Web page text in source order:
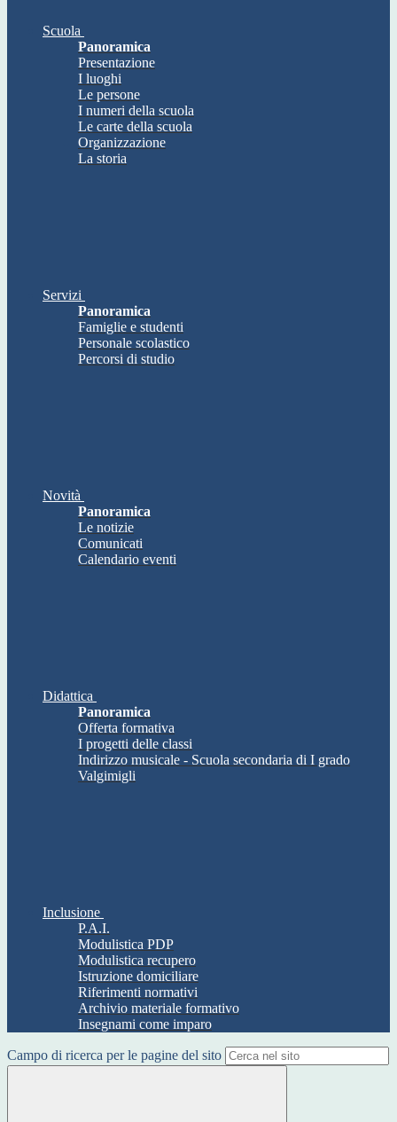
Scuola
Panoramica
Presentazione
I luoghi
Le persone
I numeri della scuola
Le carte della scuola
Organizzazione
La storia
Servizi
Panoramica
Famiglie e studenti
Personale scolastico
Percorsi di studio
Novità
Panoramica
Le notizie
Comunicati
Calendario eventi
Didattica
Panoramica
Offerta formativa
I progetti delle classi
Indirizzo musicale - Scuola secondaria di I grado
Valgimigli
Inclusione
P.A.I.
Modulistica PDP
Modulistica recupero
Istruzione domiciliare
Riferimenti normativi
Archivio materiale formativo
Insegnami come imparo
Campo di ricerca per le pagine del sito